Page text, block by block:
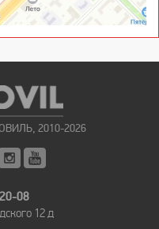
2010-2026
08
12 д